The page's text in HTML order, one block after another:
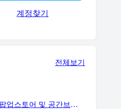
계정찾기
전체보기
이음(EUM)은 팝업스토어 및 공간브랜딩 전문 업체로서 공간에서 고객과의 접점을 통해 공간에서의 체험과 브랜드 경험을 통해 고객의 마음을 움직일 수 있는 전문 기업입니다. 성수동, 홍대앞, 더현대여의도, 현대백화점 판교 & 목동 & 삼성 & 압구정, 롯데백화점 잠실 & 에비뉴엘, 양양 서피비치, 스타필드, IFC몰, 코엑스, 킨텍스, 교보 & 영풍문고, 부산 밀락타운 & 더베이 101, 콘래드 호텔, 동해안, 전국 리조트 및 호텔 등등에서 경험과 실적을 가지고 있으며, 팝업스토어와 공간브랜딩을 디자인에서부터 시공, 철거까지 완벽한 원스탑 서비스를 대행해드리고 있습니다.